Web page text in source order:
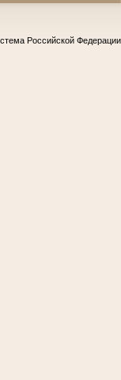
Российской